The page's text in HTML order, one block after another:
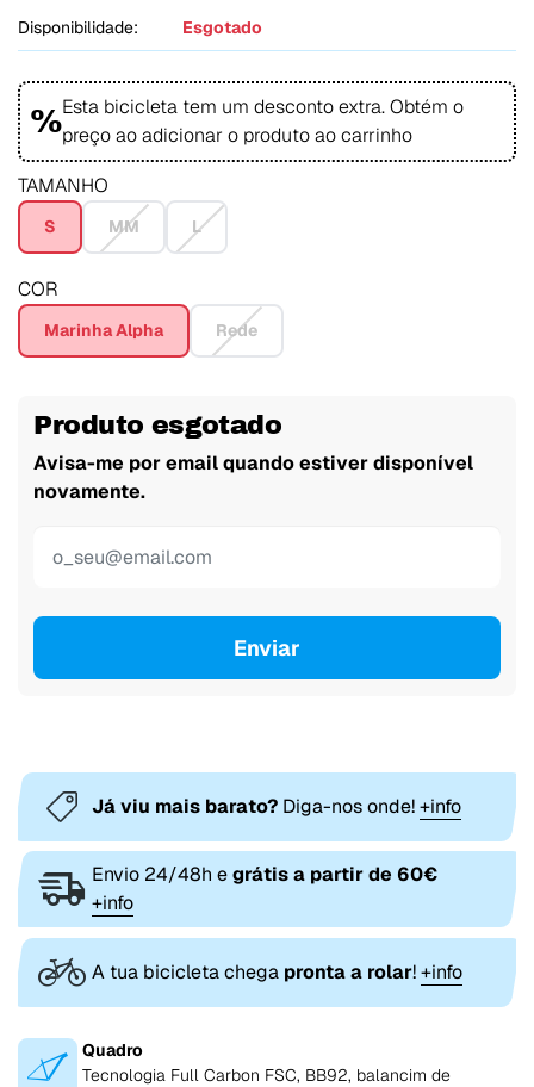
Disponibilidade: Esgotado
%Esta bicicleta tem um desconto extra. Obtém o
preço ao adicionar o produto ao carrinho
TAMANHO
S MM L
COR
Marinha Alpha Rede
Produto esgotado
Avisa-me por email quando estiver disponível
novamente.
Enviar
Já viu mais barato? Diga-nos onde!+info
Envio 24/48h egrátis a partir de 60€
+info
A tua bicicleta chega pronta a rolar!+info
Quadro
Tecnologia Full Carbon FSC, BB92, balancim de